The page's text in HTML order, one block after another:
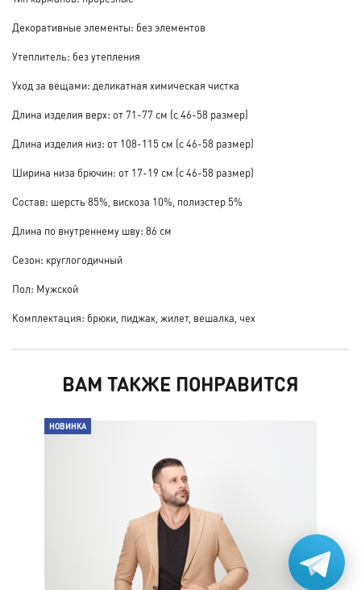
Декоративные элементы: без элементов
Утеплитель: без утепления
Уход за вещами: деликатная химическая чистка
Длина изделия верх: от 71-77 см (с 46-58 размер)
Длина изделия низ: от 108-115 см (с 46-58 размер)
Ширина низа брючин: от 17-19 см (с 46-58 размер)
Состав: шерсть 85%, вискоза 10%, полиэстер 5%
Длина по внутреннему шву: 86 см
Сезон: круглогодичный
Пол: Мужской
Комплектация: брюки, пиджак, жилет, вешалка, чех
ВАМ ТАКЖЕ ПОНРАВИТСЯ
НОВИНКА